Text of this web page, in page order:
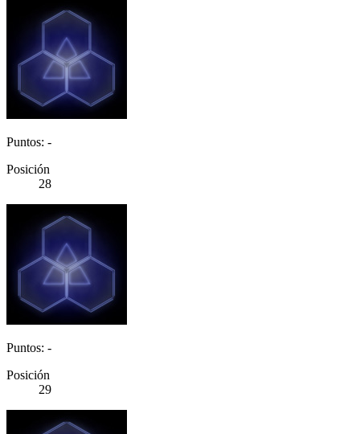
Puntos: -
Posición
28
Puntos: -
Posición
29